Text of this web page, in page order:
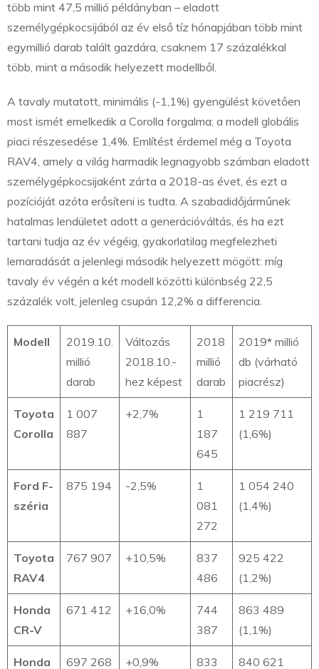
több mint 47,5 millió példányban – eladott
személygépkocsijából az év első tíz hónapjában több mint
egymillió darab talált gazdára, csaknem 17 százalékkal
több, mint a második helyezett modellből.
A tavaly mutatott, minimális (-1,1%) gyengülést követően
most ismét emelkedik a Corolla forgalma; a modell globális
piaci részesedése 1,4%. Említést érdemel még a Toyota
RAV4, amely a világ harmadik legnagyobb számban eladott
személygépkocsijaként zárta a 2018-as évet, és ezt a
pozícióját azóta erősíteni is tudta. A szabadidőjárműnek
hatalmas lendületet adott a generációváltás, és ha ezt
tartani tudja az év végéig, gyakorlatilag megfelezheti
lemaradását a jelenlegi második helyezett mögött: míg
tavaly év végén a két modell közötti különbség 22,5
százalék volt, jelenleg csupán 12,2% a differencia.
Modell
2019.10.
millió
darab
Változás
2018.10.-
hez képest
2018
millió
darab
2019* millió
db (várható
piacrész)
Toyota
Corolla
1 007
887
+2,7%
1
187
645
1 219 711
(1,6%)
Ford F-
széria
875 194 -2,5%
1
081
272
1 054 240
(1,4%)
Toyota
RAV4
767 907 +10,5%
837
486
925 422
(1,2%)
Honda
CR-V
671 412 +16,0%
744
387
863 489
(1,1%)
Honda 697 268 +0,9% 833 840 621